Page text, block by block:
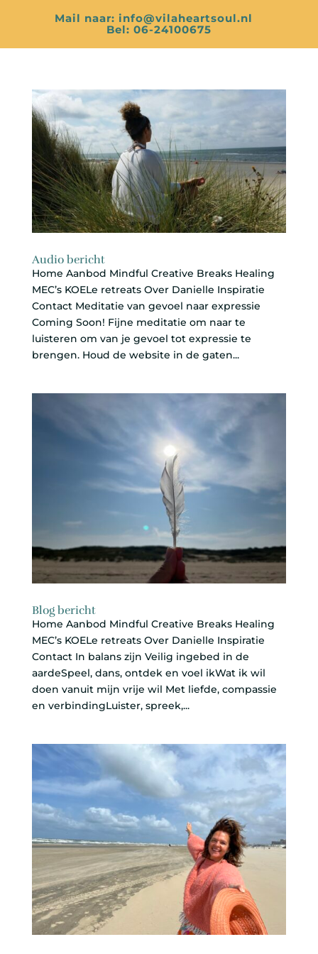
Mail naar: info@vilaheartsoul.nl
Bel: 06-24100675
Audio bericht
Home Aanbod Mindful Creative Breaks Healing
MEC’s KOELe retreats Over Danielle Inspiratie
Contact Meditatie van gevoel naar expressie
Coming Soon! Fijne meditatie om naar te
luisteren om van je gevoel tot expressie te
brengen. Houd de website in de gaten...
Blog bericht
Home Aanbod Mindful Creative Breaks Healing
MEC’s KOELe retreats Over Danielle Inspiratie
Contact In balans zijn Veilig ingebed in de
aardeSpeel, dans, ontdek en voel ikWat ik wil
doen vanuit mijn vrije wil Met liefde, compassie
en verbindingLuister, spreek,...